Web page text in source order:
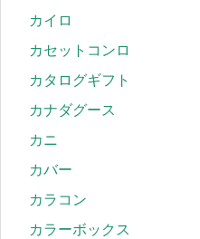
カイロ
カセットコンロ
カタログギフト
カナダグース
カニ
カバー
カラコン
カラーボックス